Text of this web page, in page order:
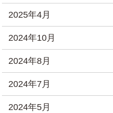
2025年4月
2024年10月
2024年8月
2024年7月
2024年5月